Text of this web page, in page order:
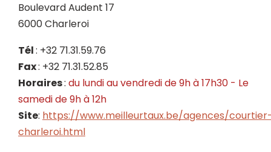
Boulevard Audent 17
6000 Charleroi
Tél: +32 71.31.59.76
Fax: +32 71.31.52.85
Horaires: du lundi au vendredi de 9h à 17h30 - Le
samedi de 9h à 12h
Site: https://www.meilleurtaux.be/agences/
charleroi.html